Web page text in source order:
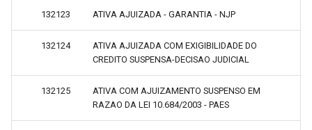
132123 ATIVA AJUIZADA - GARANTIA - NJP
132124
ATIVA AJUIZADA COM EXIGIBILIDADE DO
CREDITO SUSPENSA-DECISAO JUDICIAL
132125
ATIVA COM AJUIZAMENTO SUSPENSO EM
RAZAO DA LEI 10.684/2003 - PAES